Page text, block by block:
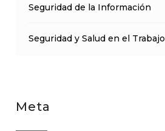
Seguridad de la Información
Seguridad y Salud en el Trabajo
Meta